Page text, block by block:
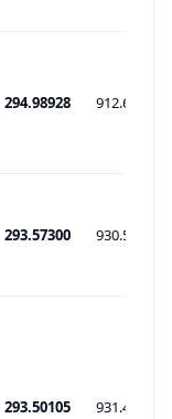
294.98928 912.649
293.57300 930.582
293.50105 931.491